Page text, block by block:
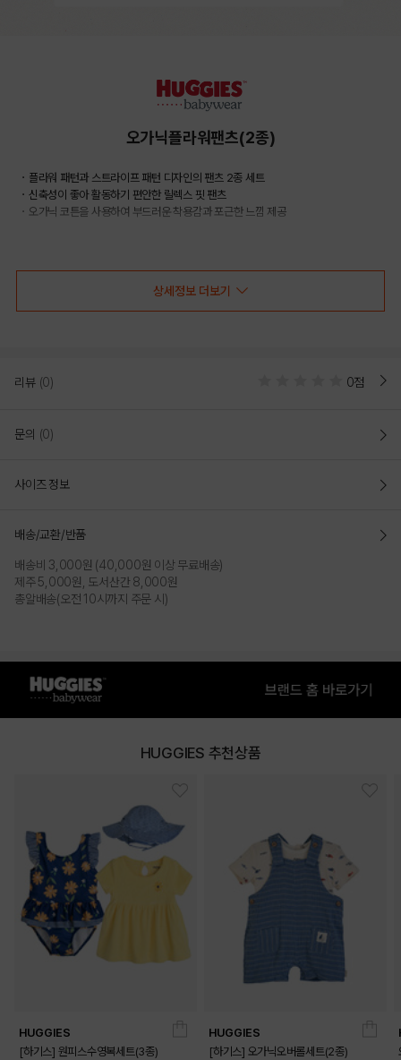
오가닉플라워팬츠(2종)
・플라워 패턴과 스트라이프 패턴 디자인의 팬츠 2종 세트
・신축성이 좋아 활동하기 편안한 릴렉스 핏 팬츠
・오가닉 코튼을 사용하여 부드러운 착용감과 포근한 느낌 제공
PRODUCT VIEW
상세정보 더보기
리뷰 (0) 0점
문의 (0)
사이즈 정보
배송/교환/반품
배송비 3,000원 (40,000원 이상 무료배송)
제주 5,000원, 도서산간 8,000원
총알배송(오전 10시까지 주문 시)
HUGGIES 추천상품
HUGGIES
[하기스] 원피스수영복세트(3종)
HUGGIES
[하기스] 오가닉오버롤세트(2종)